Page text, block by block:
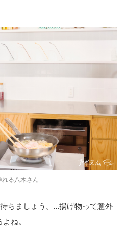
る八木さん
ちましょう。…揚げ物って意外
ね。